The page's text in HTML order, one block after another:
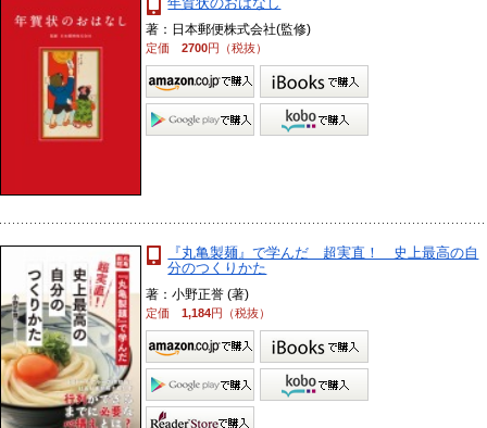
著：日本郵便株式会社(監修)
定価2700円（税抜）
『丸亀製麺』で学んだ 超実直！ 史上最高の自
分のつくりかた
著：小野正誉 (著)
定価1,184円（税抜）